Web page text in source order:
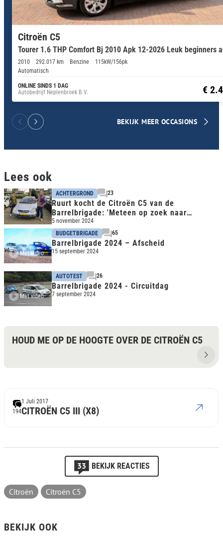
Citroën C5
Tourer 1.6 THP Comfort Bj 2010 Apk 12-2026 Leuk beginners
2010 292.017 km Benzine
115kW/156pk
Automatisch
ONLINE SINDS 1 DAG
Autobedrijf Neplenbroek B.V.
€
BEKIJK MEER OCCASIONS
Lees ook
ACHTERGROND 23
Ruurt kocht de Citroën C5 van de
Barrelbrigade: 'Meteen op zoek naar
originele wielen'
5 november 2024
Met video
BUDGETBRIGADE 65
Barrelbrigade 2024 – Afscheid
15 september 2024
Met video
AUTOTEST 26
Barrelbrigade 2024 - Circuitdag
7 september 2024
HOUD ME OP DE HOOGTE OVER DE CITROËN C5
194CITROËN C5 III (X8)
1 Juli 2017
33 BEKIJK REACTIES
Citroën Citroën C5
BEKIJK OOK